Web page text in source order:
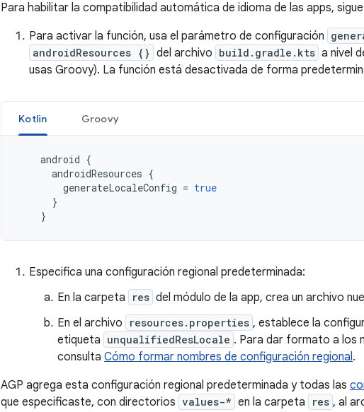
Para habilitar la compatibilidad automática de idioma de las apps,
Para activar la función, usa el parámetro de configuración
androidResources {} del archivo build.gradle.kts a nivel
usas Groovy). La función está desactivada de forma
Kotlin Groovy
android {
androidResources {
generateLocaleConfig = true
}
}
Especifica una configuración regional predeterminada:
En la carpeta
res del módulo de la app, crea un archivo
En el archivo
resources.properties , establece la
etiqueta unqualifiedResLocale . Para dar formato a los
consulta Cómo formar nombres de configuración regional.
AGP agrega esta configuración regional predeterminada y todas las
que especificaste, con directorios values-* en la carpeta res , al